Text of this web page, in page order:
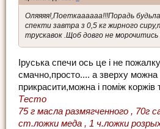
Оляяяя!,Поеткаааааа!!!Порадь
спекти завтра з 0,5 кг жирного
трускавок .Щоб довго не морочитись
Іруська спечи ось це і не
смачно,просто.... а зверху можна
прикрасити,можна і поміж коржів
Тесто
75 г масла размягченного , 70г
ст.ложки меда , 1 ч.ложки